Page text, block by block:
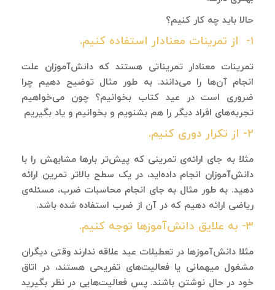
حالا باید چه کار کنیم؟
۱- از تمرینات معنادار استفاده کنیم.
تمرینات معنادار تمریناتی هستند که دانش‌آموزان علت
انجام آن‌ها را می‌دانند. به طور مثال توضیح دهیم چرا
ضروری است در عید کتاب بخوانیم؟ چون می‌خواهیم
تجربه‌های افراد دیگر را هم بشنویم و بخوانیم و یاد بگیریم
۲- از تکرار دوری کنیم.
مثلا به جای ارائه‌ی تمرینی که پیش‌تر بارها مشابهش را با
دانش‌آموزان انجام داده‌اید، در یک سطح بالاتر تمرین ارائه
دهید. به طور مثال به جای انجام محاسبات ضرب، مسئله‌ی
ریاضی ارائه دهیم که در آن از ضرب استفاده شده باشد.
۳- به علایق دانش‌آموزها توجه کنیم.
مثلا دانش‌آموزها در تعطیلات عید علاقه ندارند وقتی دیگران
مشغول میهمانی یا فعالیت‌های تفریحی هستند، در اتاق
خود در حال نوشتن باشند. پس فعالیت‌هایی در نظر بگیرید